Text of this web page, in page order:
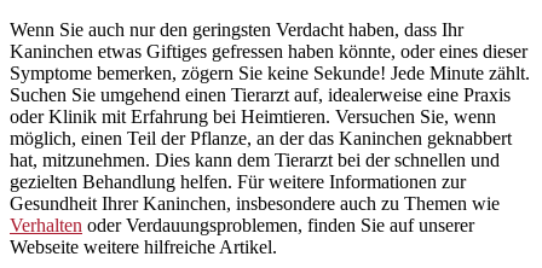
Wenn Sie auch nur den geringsten Verdacht haben, dass Ihr
Kaninchen etwas Giftiges gefressen haben könnte, oder eines dieser
Symptome bemerken, zögern Sie keine Sekunde! Jede Minute zählt.
Suchen Sie umgehend einen Tierarzt auf, idealerweise eine Praxis
oder Klinik mit Erfahrung bei Heimtieren. Versuchen Sie, wenn
möglich, einen Teil der Pflanze, an der das Kaninchen geknabbert
hat, mitzunehmen. Dies kann dem Tierarzt bei der schnellen und
gezielten Behandlung helfen. Für weitere Informationen zur
Gesundheit Ihrer Kaninchen, insbesondere auch zu Themen wie
Verhalten oder Verdauungsproblemen, finden Sie auf unserer
Webseite weitere hilfreiche Artikel.